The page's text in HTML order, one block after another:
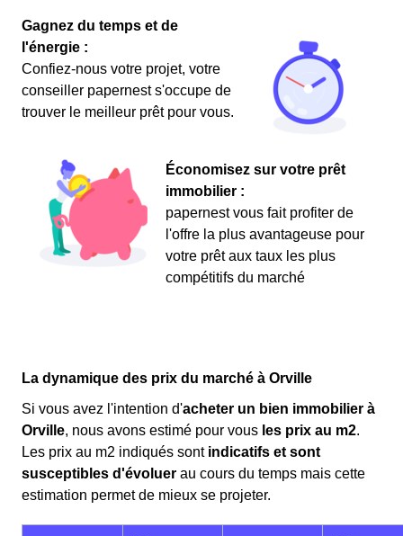
Gagnez du temps et de
l'énergie :
Confiez-nous votre projet, votre
conseiller papernest s'occupe de
trouver le meilleur prêt pour vous.
Économisez sur votre prêt
immobilier :
papernest vous fait profiter de
l'offre la plus avantageuse pour
votre prêt aux taux les plus
compétitifs du marché
La dynamique des prix du marché à Orville
Si vous avez l'intention d'acheter un bien immobilier à
Orville, nous avons estimé pour vous les prix au m2.
Les prix au m2 indiqués sont indicatifs et sont
susceptibles d'évoluer au cours du temps mais cette
estimation permet de mieux se projeter.